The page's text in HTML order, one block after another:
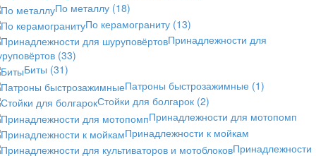
По металлу (18)
По керамограниту (13)
Принадлежности для
(33)
Биты (31)
Патроны быстрозажимные (1)
Стойки для болгарок (2)
Принадлежности для мотопомп
Принадлежности к мойкам
Принадлежности